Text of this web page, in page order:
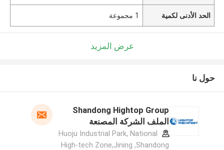
الحد الأدنى لكمية 1 مجموعة
عرض المزيد
حول نا
Shandong Hightop Group
الملف الشركة المصنعة
Huoju Industrial Park, National
High-tech Zone,Jining ,Shandong